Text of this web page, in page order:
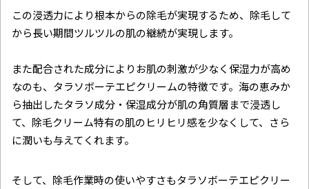
この浸透力により根本からの除毛が実現するため、除毛して
から長い期間ツルツルの肌の継続が実現します。
また配合された成分によりお肌の刺激が少なく保湿力が高め
なのも、タラソボーテエピクリームの​​特徴です。海の恵みか
ら抽出したタラソ成分・保湿成分が肌の角質層まで浸透し
て、除毛クリーム特有の肌のヒリヒリ感を少なくして、さら
に潤いも与えてくれます。
そして、除毛作業時の使いやすさもタラソボーテエピクリー